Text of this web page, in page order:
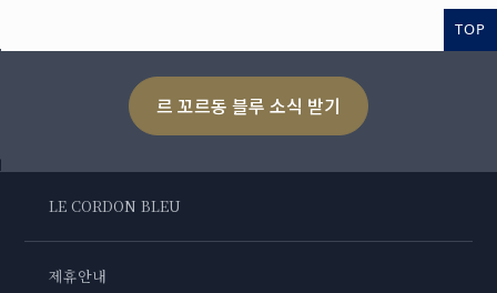
TOP
르 꼬르동 블루 소식 받기
LE CORDON BLEU
제휴안내